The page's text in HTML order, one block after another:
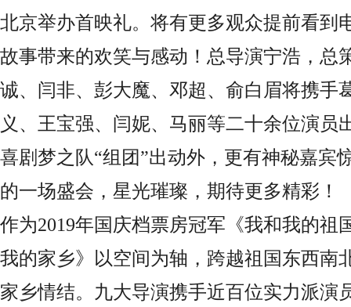
北京举办首映礼。将有更多观众提前看到
故事带来的欢笑与感动！总导演宁浩，总
诚、闫非、彭大魔、邓超、俞白眉将携手
义、王宝强、闫妮、马丽等二十余位演员
喜剧梦之队“组团”出动外，更有神秘嘉宾
的一场盛会，星光璀璨，期待更多精彩！
作为2019年国庆档票房冠军《我和我的祖
我的家乡》以空间为轴，跨越祖国东西南
家乡情结。九大导演携手近百位实力派演